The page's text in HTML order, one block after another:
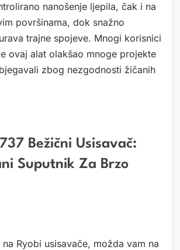
nanošenje ljepila, čak i na
površinama, dok snažno
trajne spojeve. Mnogi korisnici
ovaj alat olakšao mnoge projekte
zbog nezgodnosti žičanih
Bežični Usisavač:
Suputnik Za Brzo
Ryobi usisavače, možda vam na